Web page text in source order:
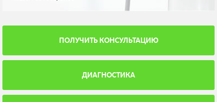
ПОЛУЧИТЬ КОНСУЛЬТАЦИЮ
ДИАГНОСТИКА